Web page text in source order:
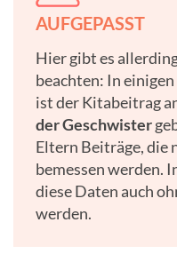
AUFGEPASST
Hier gibt es
beachten: In
ist der Kitabeitrag
der Geschwister
Eltern Beiträge, die
bemessen werden.
diese Daten auch
werden.